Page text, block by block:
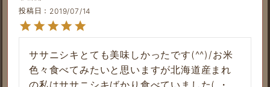
投稿日
2019/07/14
ササニシキとても美味しかったです(^^)/お米
色々食べてみたいと思いますが北海道産まれ